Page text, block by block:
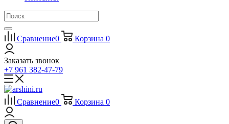
Сравнение0 Корзина 0
Заказать звонок
+7 961 382-47-79
Сравнение0 Корзина 0